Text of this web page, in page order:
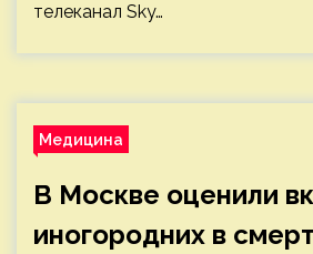
телеканал Sky…
Медицина
В Москве оценили
иногородних в